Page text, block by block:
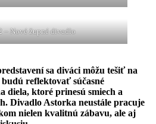
– Nové župné divadlo
sa diváci môžu tešiť na
reflektovať súčasné
diela, ktoré prinesú smiech a
Divadlo Astorka neustále pracuje
nielen kvalitnú zábavu, ale aj